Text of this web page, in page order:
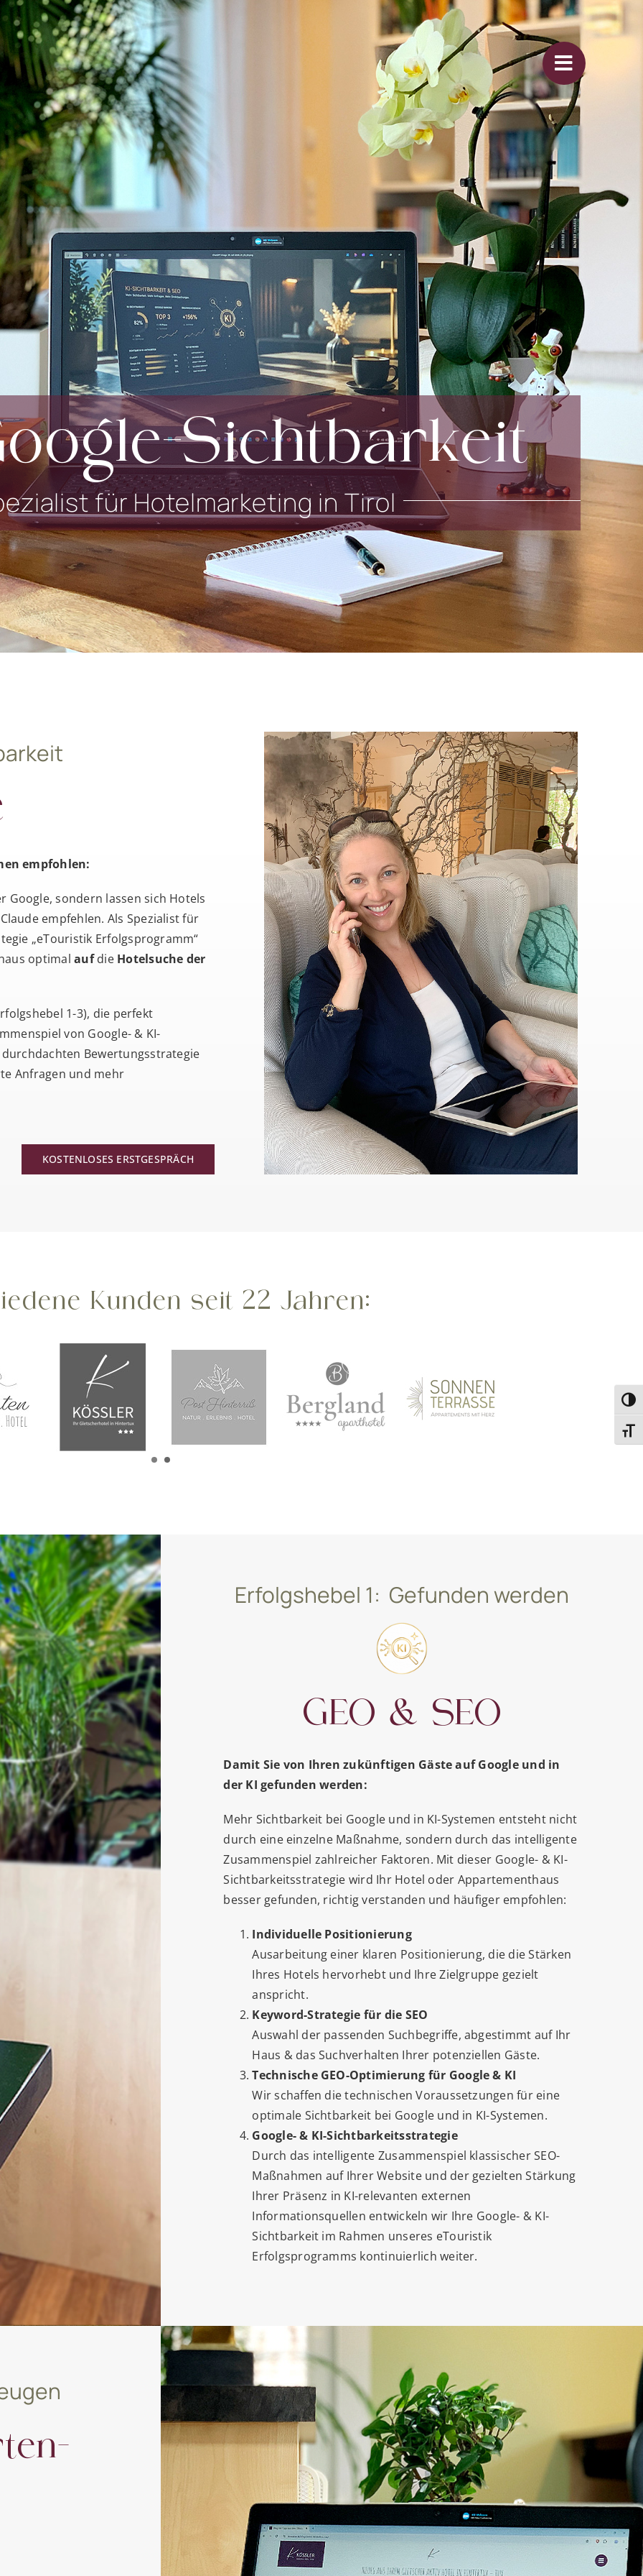
Sichtbarkeit
für Hotelmarketing in Tirol
empfohlen:
sondern lassen sich Hotels
empfehlen. Als Spezialist für
„eTouristik Erfolgsprogramm“
optimalaufdie Hotelsuche der
1-3), die perfekt
von Google- & KI-
Bewertungsstrategie
Anfragen und mehr
KOSTENLOSES ERSTGESPRÄCH
Kunden seit 22 Jahren:
Erfolgshebel 1: Gefunden werden
GEO & SEO
Damit Sie von Ihren zukünftigen Gäste auf Google und in
der KI gefunden werden:
Mehr Sichtbarkeit bei Google und in KI-Systemen entsteht nicht
durch eine einzelne Maßnahme, sondern durch das intelligente
Zusammenspiel zahlreicher Faktoren. Mit dieser Google- & KI-
Sichtbarkeitsstrategie wird Ihr Hotel oder Appartementhaus
besser gefunden, richtig verstanden und häufiger empfohlen:
Individuelle Positionierung
Ausarbeitung einer klaren Positionierung, die die Stärken
Ihres Hotels hervorhebt und Ihre Zielgruppe gezielt
anspricht.
Keyword-Strategie für die SEO
Auswahl der passenden Suchbegriffe, abgestimmt auf Ihr
Haus & das Suchverhalten Ihrer potenziellen Gäste.
Technische GEO-Optimierung für Google & KI
Wir schaffen die technischen Voraussetzungen für eine
optimale Sichtbarkeit bei Google und in KI-Systemen.
Google- & KI-Sichtbarkeitsstrategie
Durch das intelligente Zusammenspiel klassischer SEO-
Maßnahmen auf Ihrer Website und der gezielten Stärkung
Ihrer Präsenz in KI-relevanten externen
Informationsquellen entwickeln wir Ihre Google- & KI-
Sichtbarkeit im Rahmen unseres eTouristik
Erfolgsprogramms kontinuierlich weiter.